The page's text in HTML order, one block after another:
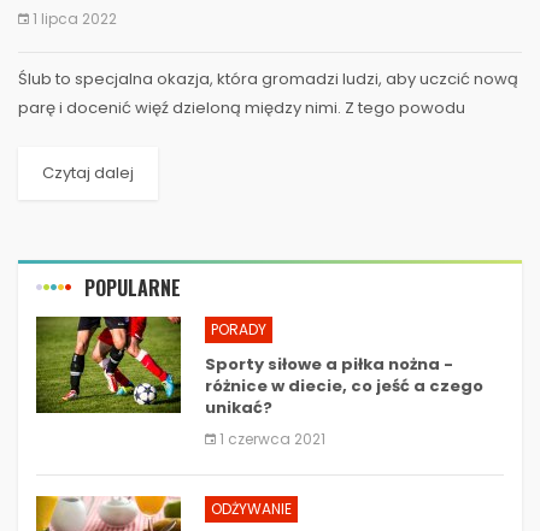
1 lipca 2022
Ślub to specjalna okazja, która gromadzi ludzi, aby uczcić nową
parę i docenić więź dzieloną między nimi. Z tego powodu
Czytaj dalej
POPULARNE
PORADY
Sporty siłowe a piłka nożna -
różnice w diecie, co jeść a czego
unikać?
1 czerwca 2021
ODŻYWANIE